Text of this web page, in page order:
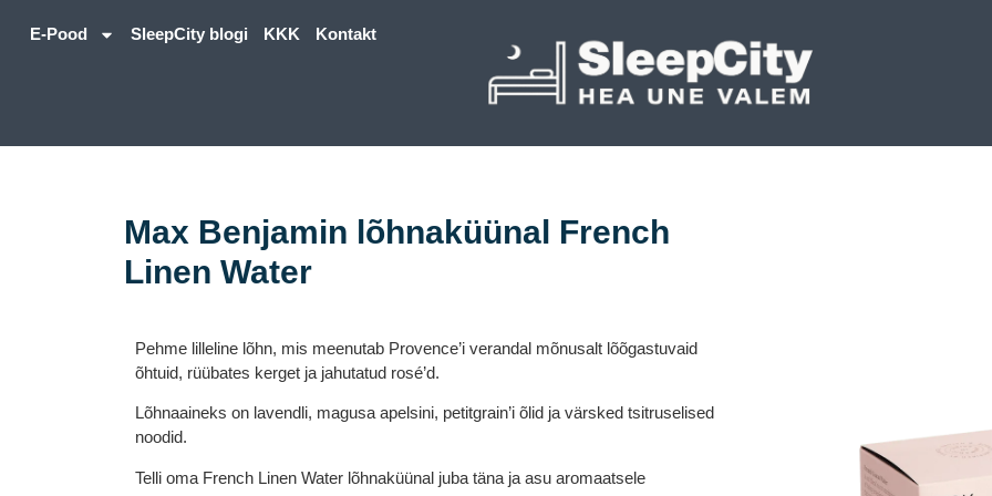
E-Pood SleepCity blogi KKK Kontakt
Max Benjamin lõhnaküünal French
Linen Water
Pehme lilleline lõhn, mis meenutab Provence’i verandal mõnusalt lõõgastuvaid
õhtuid, rüübates kerget ja jahutatud rosé’d.
Lõhnaaineks on lavendli, magusa apelsini, petitgrain’i õlid ja värsked tsitruselised
noodid.
Telli oma French Linen Water lõhnaküünal juba täna ja asu aromaatsele